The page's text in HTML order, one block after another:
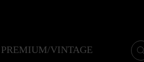
PREMIUM/VINTAGE